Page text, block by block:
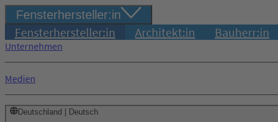
Fensterhersteller:in
Fensterhersteller:in Architekt:in Bauherr:in
Unternehmen
Medien
Deutschland | Deutsch